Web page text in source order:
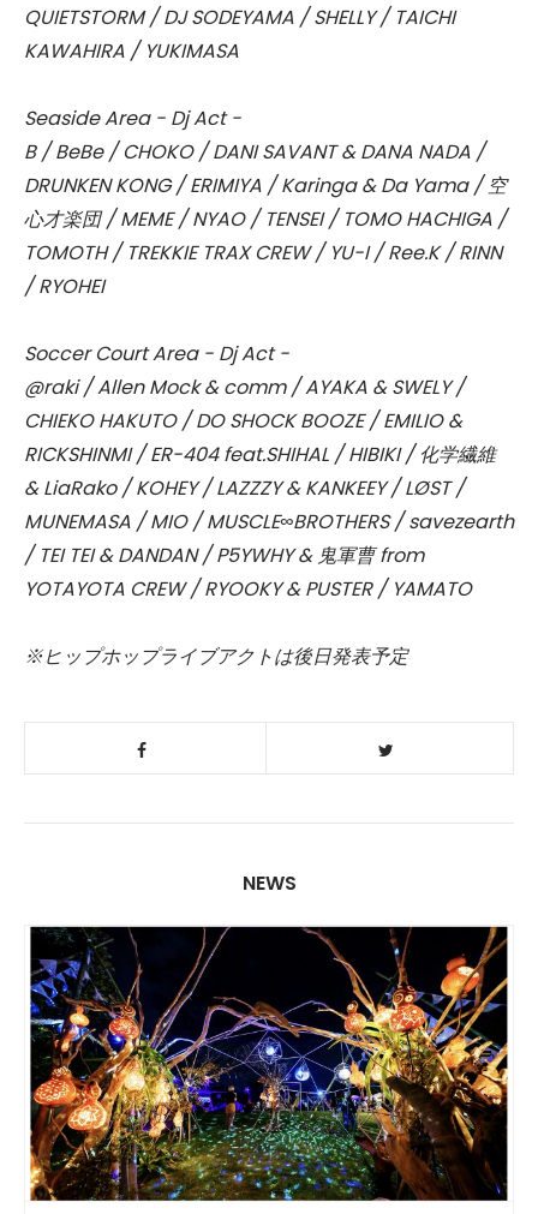
QUIETSTORM / DJ SODEYAMA / SHELLY / TAICHI
KAWAHIRA / YUKIMASA
Seaside Area - Dj Act -
B / BeBe / CHOKO / DANI SAVANT & DANA NADA /
DRUNKEN KONG / ERIMIYA / Karinga & Da Yama / 空
心才楽団 / MEME / NYAO / TENSEI / TOMO HACHIGA /
TOMOTH / TREKKIE TRAX CREW / YU-I / Ree.K / RINN
/ RYOHEI
Soccer Court Area - Dj Act -
@raki / Allen Mock & comm / AYAKA & SWELY /
CHIEKO HAKUTO / DO SHOCK BOOZE / EMILIO &
RICKSHINMI / ER-404 feat.SHIHAL / HIBIKI / 化学繊維
& LiaRako / KOHEY / LAZZZY & KANKEEY / LØST /
MUNEMASA / MIO / MUSCLE∞BROTHERS / savezearth
/ TEI TEI & DANDAN / P5YWHY & 鬼軍曹 from
YOTAYOTA CREW / RYOOKY & PUSTER / YAMATO
※ヒップホップライブアクトは後日発表予定
NEWS